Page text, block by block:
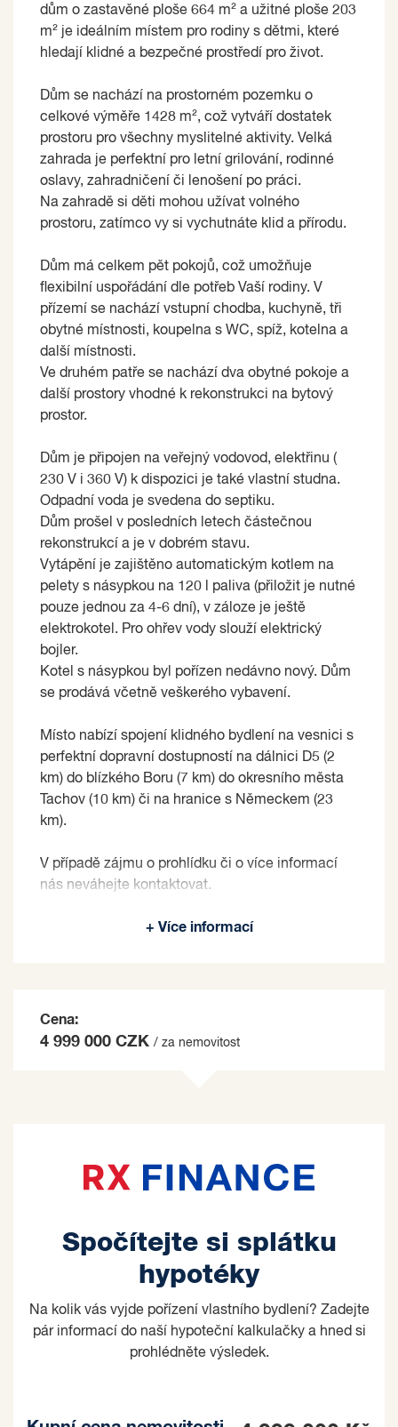
dům o zastavěné ploše 664 m² a užitné ploše 203
m² je ideálním místem pro rodiny s dětmi, které
hledají klidné a bezpečné prostředí pro život.
Dům se nachází na prostorném pozemku o
celkové výměře 1428 m², což vytváří dostatek
prostoru pro všechny myslitelné aktivity. Velká
zahrada je perfektní pro letní grilování, rodinné
oslavy, zahradničení či lenošení po práci.
Na zahradě si děti mohou užívat volného
prostoru, zatímco vy si vychutnáte klid a přírodu.
Dům má celkem pět pokojů, což umožňuje
flexibilní uspořádání dle potřeb Vaší rodiny. V
přízemí se nachází vstupní chodba, kuchyně, tři
obytné místnosti, koupelna s WC, spíž, kotelna a
další místnosti.
Ve druhém patře se nachází dva obytné pokoje a
další prostory vhodné k rekonstrukci na bytový
prostor.
Dům je připojen na veřejný vodovod, elektřinu (
230 V i 360 V) k dispozici je také vlastní studna.
Odpadní voda je svedena do septiku.
Dům prošel v posledních letech částečnou
rekonstrukcí a je v dobrém stavu.
Vytápění je zajištěno automatickým kotlem na
pelety s násypkou na 120 l paliva (přiložit je nutné
pouze jednou za 4-6 dní), v záloze je ještě
elektrokotel. Pro ohřev vody slouží elektrický
bojler.
Kotel s násypkou byl pořízen nedávno nový. Dům
se prodává včetně veškerého vybavení.
Místo nabízí spojení klidného bydlení na vesnici s
perfektní dopravní dostupností na dálnici D5 (2
km) do blízkého Boru (7 km) do okresního města
Tachov (10 km) či na hranice s Německem (23
km).
V případě zájmu o prohlídku či o více informací
nás neváhejte kontaktovat.
na základě jím zvolených kritérií.
+ Více informací
Cena:
4 999 000 CZK / za nemovitost
Spočítejte si splátku
hypotéky
Na kolik vás vyjde pořízení vlastního bydlení? Zadejte
pár informací do naší hypoteční kalkulačky a hned si
prohlédněte výsledek.